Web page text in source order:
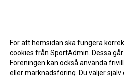
För att hemsidan ska fungera
cookies från SportAdmin. Dessa
Föreningen kan också använda
eller marknadsföring. Du väljer själv